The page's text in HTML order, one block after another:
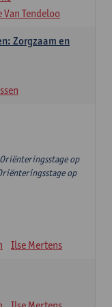
Van Tendeloo
Zorgzaam en
op
op
Ilse Mertens